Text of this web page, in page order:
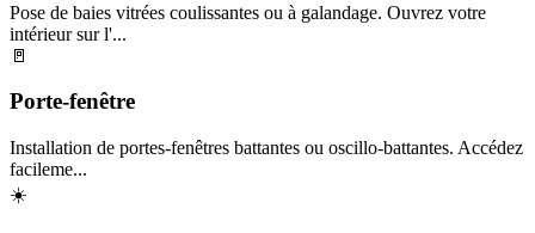
Pose de baies vitrées coulissantes ou à galandage. Ouvrez votre
intérieur sur l'...
🚪
Porte-fenêtre
Installation de portes-fenêtres battantes ou oscillo-battantes. Accédez
facileme...
☀️